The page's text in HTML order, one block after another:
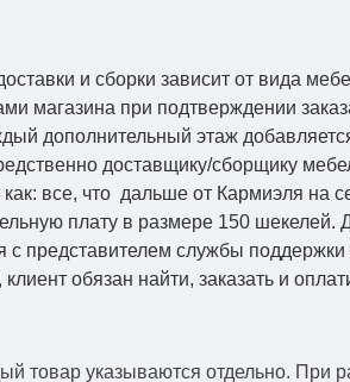
и сборки зависит от вида
магазина при подтверждении
дополнительный этаж
доставщику/сборщику
как: все, что дальше от Кармиэля
плату в размере 150 шекелей.
с представителем службы
обязан найти, заказать и
товар указываются отдельно. При